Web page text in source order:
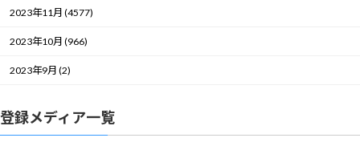
2023年11月 (4577)
2023年10月 (966)
2023年9月 (2)
登録メディア一覧